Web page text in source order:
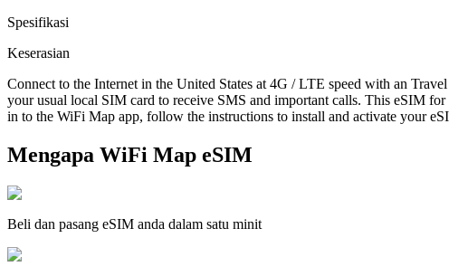
Spesifikasi
Keserasian
Connect to the Internet in the United States at 4G / LTE speed with an
your usual local SIM card to receive SMS and important calls. This eSIM
in to the WiFi Map app, follow the instructions to install and activate your
Mengapa WiFi Map eSIM
Beli dan pasang eSIM anda dalam satu minit